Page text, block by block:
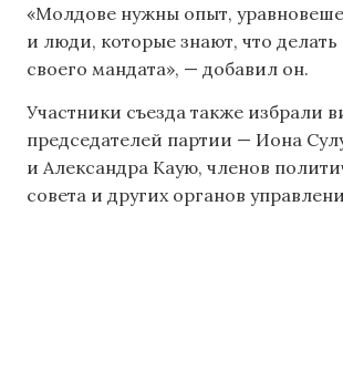
«Молдове нужны опыт,
и люди, которые знают, что делать
своего мандата», — добавил он.
Участники съезда также избрали
председателей партии — Иона
и Александра Каую, членов
совета и других органов